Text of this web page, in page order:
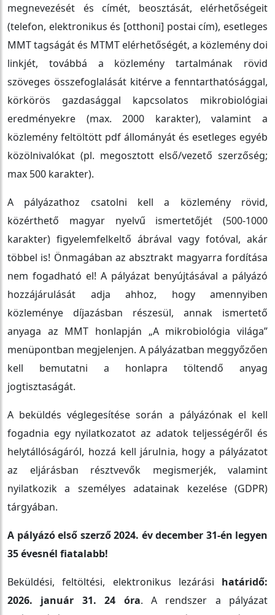
megnevezését és címét, beosztását, elérhetőségeit
(telefon, elektronikus és [otthoni] postai cím), esetleges
MMT tagságát és MTMT elérhetőségét, a közlemény doi
linkjét, továbbá a közlemény tartalmának rövid
szöveges összefoglalását kitérve a fenntarthatósággal,
körkörös gazdasággal kapcsolatos mikrobiológiai
eredményekre (max. 2000 karakter), valamint a
közlemény feltöltött pdf állományát és esetleges egyéb
közölnivalókat (pl. megosztott első/vezető szerzőség;
max 500 karakter).
A pályázathoz csatolni kell a közlemény rövid,
közérthető magyar nyelvű ismertetőjét (500-1000
karakter) figyelemfelkeltő ábrával vagy fotóval, akár
többel is! Önmagában az absztrakt magyarra fordítása
nem fogadható el! A pályázat benyújtásával a pályázó
hozzájárulását adja ahhoz, hogy amennyiben
közleménye díjazásban részesül, annak ismertető
anyaga az MMT honlapján „A mikrobiológia világa”
menüpontban megjelenjen. A pályázatban meggyőzően
kell bemutatni a honlapra töltendő anyag
jogtisztaságát.
A beküldés véglegesítése során a pályázónak el kell
fogadnia egy nyilatkozatot az adatok teljességéről és
helytállóságáról, hozzá kell járulnia, hogy a pályázatot
az eljárásban résztvevők megismerjék, valamint
nyilatkozik a személyes adatainak kezelése (GDPR)
tárgyában.
A pályázó első szerző 2024. év december 31-én legyen
35 évesnél fiatalabb!
Beküldési, feltöltési, elektronikus lezárási határidő:
2026. január 31. 24 óra. A rendszer a pályázat